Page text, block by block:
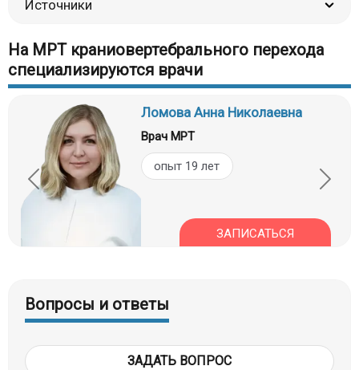
Источники
На МРТ краниовертебрального перехода
специализируются врачи
Ломова Анна Николаевна
Врач МРТ
опыт 19 лет
ЗАПИСАТЬСЯ
Вопросы и ответы
ЗАДАТЬ ВОПРОС